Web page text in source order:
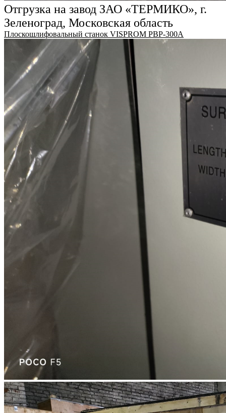
Отгрузка на завод ЗАО «ТЕРМИКО», г.
Зеленоград, Московская область
Плоскошлифовальный станок VISPROM PBP-300A